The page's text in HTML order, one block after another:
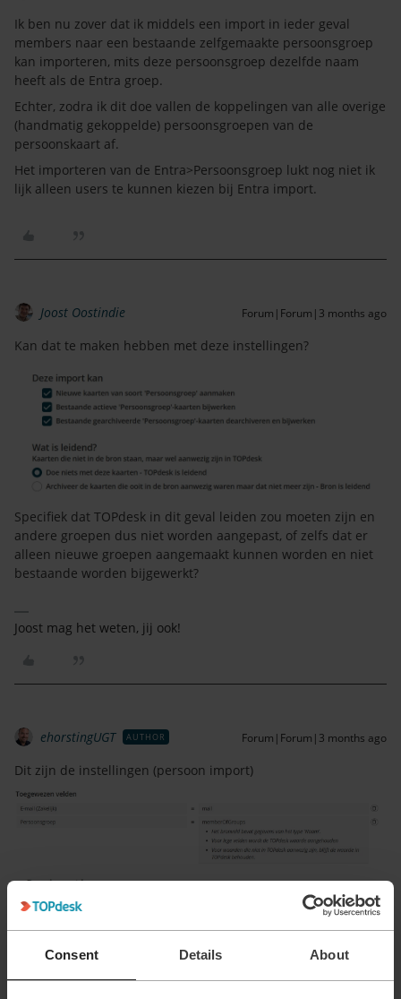
Consent Details About
Ik ben nu zover dat ik middels een import in ieder geval
members naar een bestaande zelfgemaakte persoonsgroep
kan importeren, mits deze persoonsgroep dezelfde naam
heeft als de Entra groep.
Echter, zodra ik dit doe vallen de koppelingen van alle overige
(handmatig gekoppelde) persoonsgroepen van de
persoonskaart af.
Het importeren van de Entra>Persoonsgroep lukt nog niet ik
lijk alleen users te kunnen kiezen bij Entra import.
Joost Oostindie Forum|Forum|3 months ago
Kan dat te maken hebben met deze instellingen?
Specifiek dat TOPdesk in dit geval leiden zou moeten zijn en
andere groepen dus niet worden aangepast, of zelfs dat er
alleen nieuwe groepen aangemaakt kunnen worden en niet
bestaande worden bijgewerkt?
Joost mag het weten, jij ook!
ehorstingUGT AUTHOR Forum|Forum|3 months ago
Dit zijn de instellingen (persoon import)